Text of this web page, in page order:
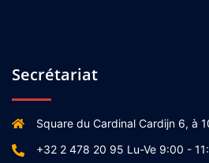
Secrétariat
Square du Cardinal Cardijn 6, à
+32 2 478 20 95 Lu-Ve 9:00 -